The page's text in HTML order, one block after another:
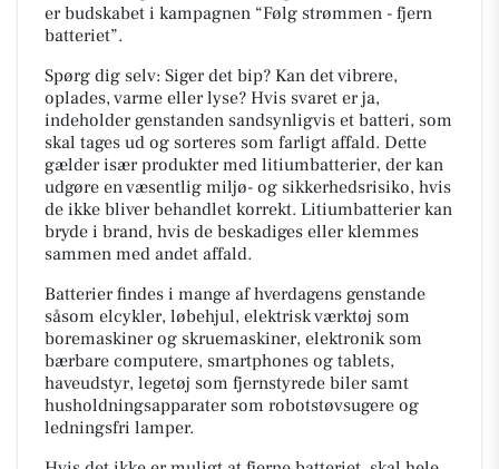
er budskabet i kampagnen “Følg strømmen - fjern
batteriet”.
Spørg dig selv: Siger det bip? Kan det vibrere,
oplades, varme eller lyse? Hvis svaret er ja,
indeholder genstanden sandsynligvis et batteri, som
skal tages ud og sorteres som farligt affald. Dette
gælder især produkter med litiumbatterier, der kan
udgøre en væsentlig miljø- og sikkerhedsrisiko, hvis
de ikke bliver behandlet korrekt. Litiumbatterier kan
bryde i brand, hvis de beskadiges eller klemmes
sammen med andet affald.
Batterier findes i mange af hverdagens genstande
såsom elcykler, løbehjul, elektrisk værktøj som
boremaskiner og skruemaskiner, elektronik som
bærbare computere, smartphones og tablets,
haveudstyr, legetøj som fjernstyrede biler samt
husholdningsapparater som robotstøvsugere og
ledningsfri lamper.